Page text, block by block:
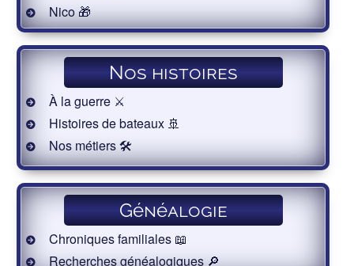
Nico 🎁
Nos histoires
À la guerre ⚔️
Histoires de bateaux 🚢
Nos métiers 🛠
Généalogie
Chroniques familiales 📖
Recherches généalogiques 🔎